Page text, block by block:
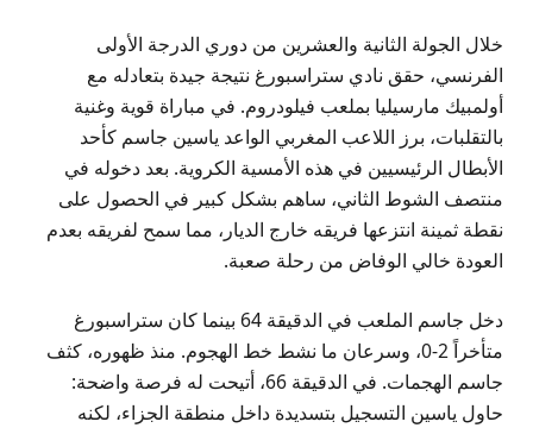
خلال الجولة الثانية والعشرين من دوري الدرجة الأولى
الفرنسي، حقق نادي ستراسبورغ نتيجة جيدة بتعادله مع
أولمبيك مارسيليا بملعب فيلودروم. في مباراة قوية وغنية
بالتقلبات، برز اللاعب المغربي الواعد ياسين جاسم كأحد
الأبطال الرئيسيين في هذه الأمسية الكروية. بعد دخوله في
منتصف الشوط الثاني، ساهم بشكل كبير في الحصول على
نقطة ثمينة انتزعها فريقه خارج الديار، مما سمح لفريقه بعدم
العودة خالي الوفاض من رحلة صعبة.
دخل جاسم الملعب في الدقيقة 64 بينما كان ستراسبورغ
متأخراً 2-0، وسرعان ما نشط خط الهجوم. منذ ظهوره، كثف
جاسم الهجمات. في الدقيقة 66، أتيحت له فرصة واضحة:
حاول ياسين التسجيل بتسديدة داخل منطقة الجزاء، لكنه